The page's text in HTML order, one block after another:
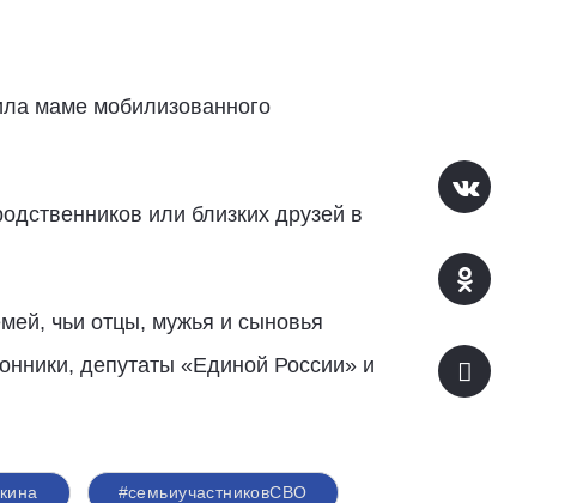
маме мобилизованного
или близких друзей в
чьи отцы, мужья и сыновья
депутаты «Единой России» и
#семьиучастниковСВО